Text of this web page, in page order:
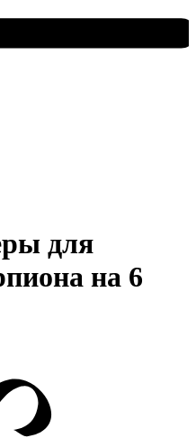
для
на 6